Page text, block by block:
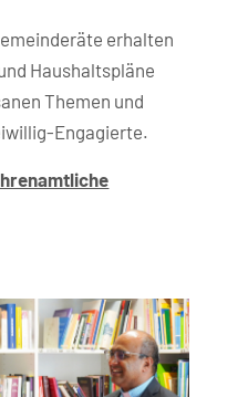
erhalten
Haushaltspläne
Themen und
Engagierte.